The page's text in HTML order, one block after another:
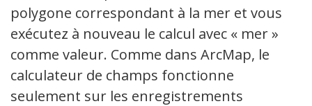
polygone correspondant à la mer et vous
exécutez à nouveau le calcul avec « mer »
comme valeur. Comme dans ArcMap, le
calculateur de champs fonctionne
seulement sur les enregistrements